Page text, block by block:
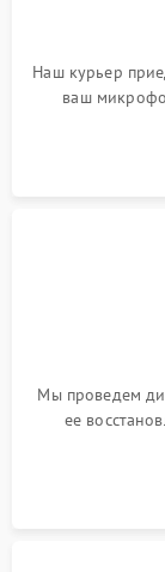
Наш курьер
ваш
Мы проведем
ее